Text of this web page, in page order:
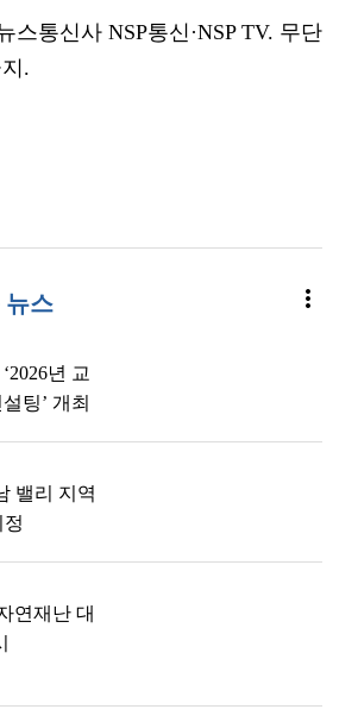
통신사 NSP통신·NSP TV. 무단
.
뉴스 more_vert
년 교
팅’ 개최
밸리 지역
정
연재난 대